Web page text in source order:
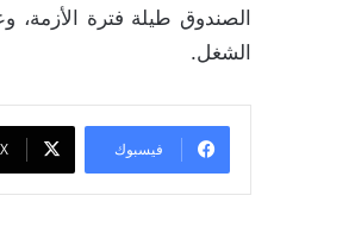
الصندوق طيلة فترة الأزمة،
الشغل.
فيسبوك ‫X